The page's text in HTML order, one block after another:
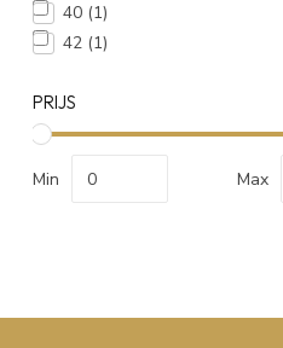
40 (1)
42 (1)
PRIJS
Min Max